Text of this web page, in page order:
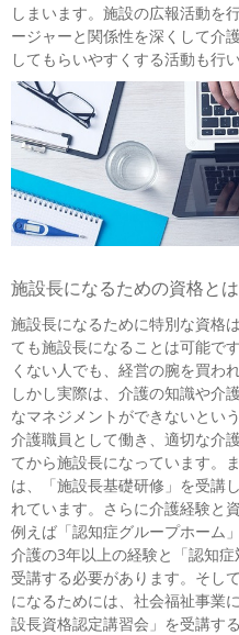
しまいます。施設の広報活動を
ージャーと関係性を深くして介
してもらいやすくする活動も行い
施設長になるための資格とは
施設長になるために特別な資格
ても施設長になることは可能で
くない人でも、経営の腕を買わ
しかし実際は、介護の知識や介
なマネジメントができないとい
介護職員として働き、適切な介
てから施設長になっています。
は、「施設長基礎研修」を受講
れています。さらに介護経験と
例えば「認知症グループホーム
介護の3年以上の経験と「認知
受講する必要があります。そし
になるためには、社会福祉事業
設長資格認定講習会」を受講す